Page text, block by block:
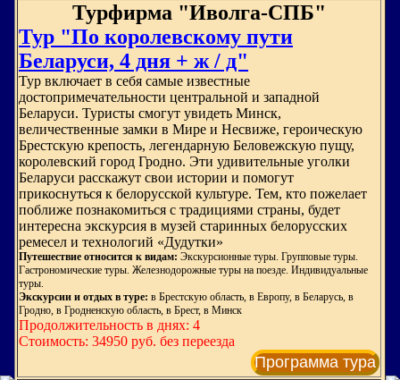
Турфирма "Иволга-СПБ"
Тур "По королевскому пути
Беларуси, 4 дня + ж / д"
Тур включает в себя самые известные
достопримечательности центральной и западной
Беларуси. Туристы смогут увидеть Минск,
величественные замки в Мире и Несвиже, героическую
Брестскую крепость, легендарную Беловежскую пущу,
королевский город Гродно. Эти удивительные уголки
Беларуси расскажут свои истории и помогут
прикоснуться к белорусской культуре. Тем, кто пожелает
поближе познакомиться с традициями страны, будет
интересна экскурсия в музей старинных белорусских
ремесел и технологий «Дудутки»
Путешествие относится к видам: Экскурсионные туры. Групповые туры.
Гастрономические туры. Железнодорожные туры на поезде. Индивидуальные
туры.
Экскурсии и отдых в туре: в Брестскую область, в Европу, в Беларусь, в
Гродно, в Гродненскую область, в Брест, в Минск
Продолжительность в днях: 4
Стоимость: 34950 руб. без переезда
Программа тура